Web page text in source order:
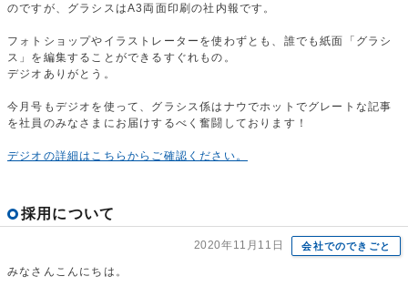
のですが、グラシスはA3両面印刷の社内報です。
フォトショップやイラストレーターを使わずとも、誰でも紙面「グラシ
ス」を編集することができるすぐれもの。
デジオありがとう。
今月号もデジオを使って、グラシス係はナウでホットでグレートな記事
を社員のみなさまにお届けするべく奮闘しております！
デジオの詳細はこちらからご確認ください。
採用について
2020年11月11日 会社でのできごと
みなさんこんにちは。